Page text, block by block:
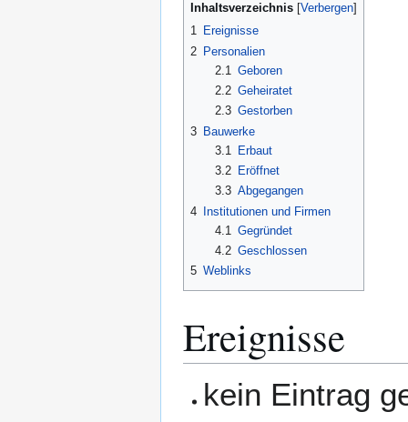
Inhaltsverzeichnis
1 Ereignisse
2 Personalien
2.1 Geboren
2.2 Geheiratet
2.3 Gestorben
3 Bauwerke
3.1
Erbaut
3.2
Eröffnet
3.3 Abgegangen
4 Institutionen und Firmen
4.1 Gegründet
4.2 Geschlossen
5 Weblinks
Ereignisse
kein Eintrag